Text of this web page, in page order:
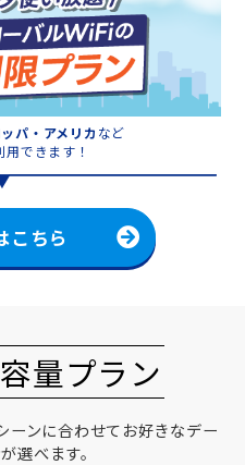
パ・アメリカ など
用できます！
こちら
量プラン
ーンに合わせてお好きなデー
選べます。